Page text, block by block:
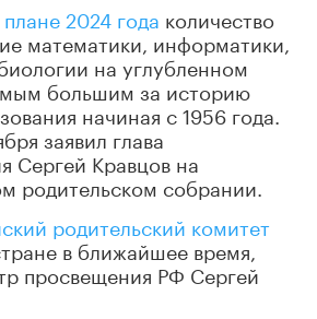
2024 года количество
математики, информатики,
на углубленном
большим за историю
начиная с 1956 года.
заявил глава
Сергей Кравцов на
родительском собрании.
родительский комитет
в ближайшее время,
просвещения РФ Сергей